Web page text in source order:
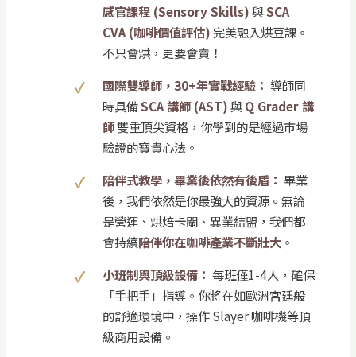
感官課程 (Sensory Skills)與SCA
CVA (咖啡價值評估) 完美融入烘豆課。
不只會烘，更要會賣！
國際雙導師，30+年實戰經驗： 導師同
時具備SCA 講師 (AST)與Q Grader 講
師雙重頂尖資格，你學到的是經過市場
驗證的寶貴心法。
陪伴式教學，畢業後依然有後盾： 畢業
後，我們依然是你最強大的資源。無論
是營運、烘焙卡關、異業結盟，我們都
會持續陪伴你在咖啡產業不斷壯大。
小班制與頂級設備： 每班僅1-4人，確保
「手把手」指導。你將在如歐洲宮廷般
的舒適環境中，操作 Slayer 咖啡機等頂
級商用設備。